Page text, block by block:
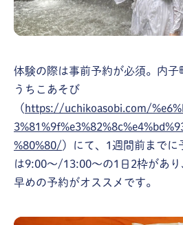
体験の際は事前予約が必須。内子
うちこあそび
（https://uchikoasobi.com/
%80%80/）にて、1週間前まで
は9:00～/13:00～の1日2枠があり
早めの予約がオススメです。